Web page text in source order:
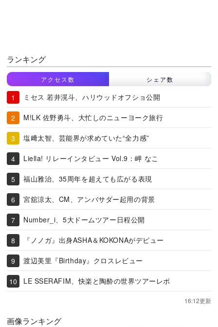
ランキング
アクセス数 シェア数
ミセス 若井滉斗、ハリウッドオフショ公開
M!LK 佐野勇斗、大忙しのニューヨーク旅行
塩﨑太智、芸能界が求めていた“全力感”
Liella! リレーインタビュー Vol.9：岬 なこ
福山雅治、35周年を超えても広がる表現
宮舘涼太、CM、アンバサダー起用の背景
Number_i、5大ドームツアー日程公開
『ノノガ』出身ASHA＆KOKONAがデビュー
渡辺美里『Birthday』クロスレビュー
LE SSERAFIM、快楽と陶酔の世界ツアーレポ
16:12更新
画像ランキング